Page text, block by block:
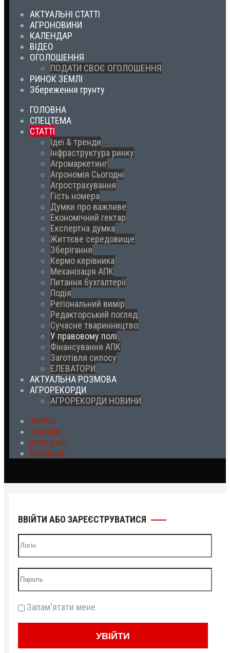
АКТУАЛЬНІ СТАТТІ
АГРОНОВИНИ
КАЛЕНДАР
ВІДЕО
ОГОЛОШЕННЯ
ПОДАТИ СВОЄ ОГОЛОШЕННЯ
РИНОК ЗЕМЛІ
Збереження грунту
ГОЛОВНА
СПЕЦТЕМА
СТАТТІ
Ідеї & тренди
Інфраструктура ринку
Агромаркетинг
Агрономія Сьогодні
Агрострахування
Гість номера
Думки про важливе
Економічний гектар
Експертна думка
Життєве середовище
Зберігання
Кермо керівника
Механізація АПК
Питання бухгалтерії
Подія
Регіональний вимір
Редакторський погляд
Сучасне тваринництво
У правовому полі
Фінансування АПК
Заготівля силосу
ЕЛЕВАТОРИ
АКТУАЛЬНА РОЗМОВА
АГРОРЕКОРДИ
АГРОРЕКОРДИ НОВИНИ
Twitter
Youtube
Instagram
Facebook
ВВІЙТИ АБО ЗАРЕЄСТРУВАТИСЯ
Запам'ятати мене
УВІЙТИ